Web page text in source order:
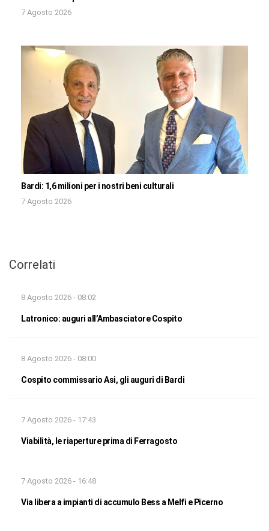
7 Agosto 2026
Bardi: 1,6 milioni per i nostri beni culturali
7 Agosto 2026
Correlati
8 Agosto 2026 - 08:02
Latronico: auguri all’Ambasciatore Cospito
8 Agosto 2026 - 08:00
Cospito commissario Asi, gli auguri di Bardi
7 Agosto 2026 - 17:43
Viabilità, le riaperture prima di Ferragosto
7 Agosto 2026 - 16:48
Via libera a impianti di accumulo Bess a Melfi e Picerno